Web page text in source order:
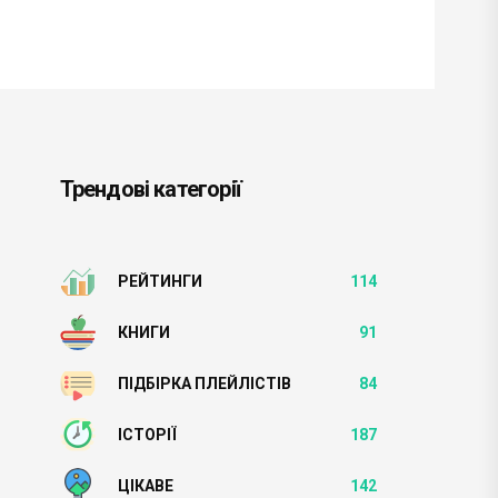
Трендові категорії
РЕЙТИНГИ 114
КНИГИ 91
ПІДБІРКА ПЛЕЙЛІСТІВ 84
ІСТОРІЇ 187
ЦІКАВЕ 142